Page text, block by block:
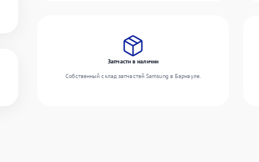
Запчасти в наличии
Собственный склад запчастей Samsung в Барнауле.